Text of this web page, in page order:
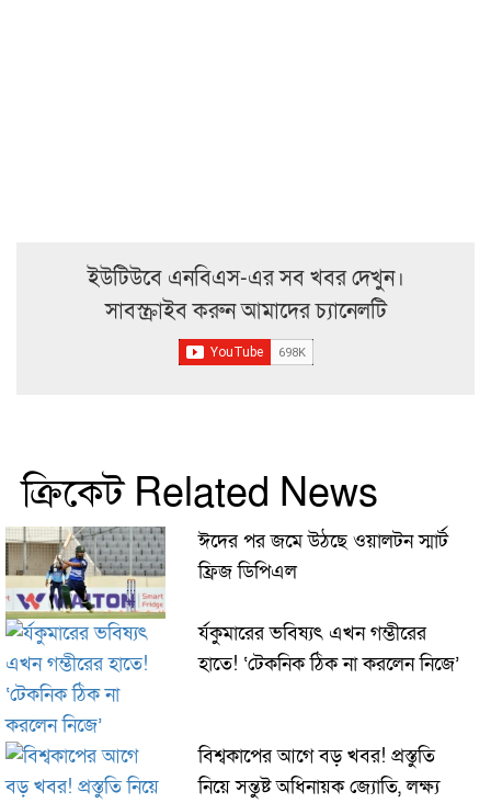
ইউটিউবে এনবিএস-এর সব খবর দেখুন।
সাবস্ক্রাইব করুন আমাদের চ্যানেলটি
ক্রিকেট Related News
ঈদের পর জমে উঠছে ওয়ালটন স্মার্ট
ফ্রিজ ডিপিএল
র্যকুমারের ভবিষ্যৎ এখন গম্ভীরের
হাতে! ‘টেকনিক ঠিক না করলেন নিজে’
বিশ্বকাপের আগে বড় খবর! প্রস্তুতি
নিয়ে সন্তুষ্ট অধিনায়ক জ্যোতি, লক্ষ্য